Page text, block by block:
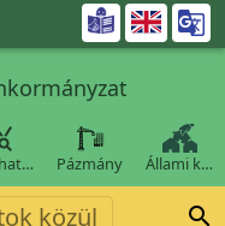

Pázmány Állami k…
közül 